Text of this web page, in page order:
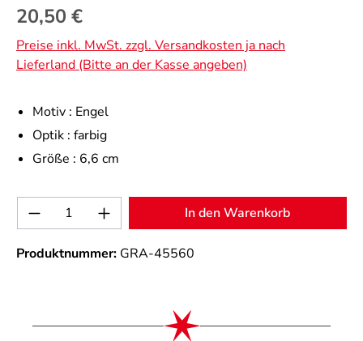
Regulärer Preis:
20,50 €
Preise inkl. MwSt. zzgl. Versandkosten ja nach
Lieferland (Bitte an der Kasse angeben)
Motiv : Engel
Optik : farbig
Größe : 6,6 cm
Produkt Anzahl: Gib den gewünschten
In den Warenkorb
Produktnummer: GRA-45560